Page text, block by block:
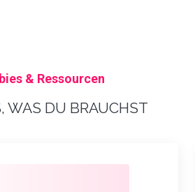
& Ressourcen
WAS DU BRAUCHST